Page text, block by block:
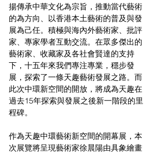
揚傳承中華文化為宗旨，推動當代藝術
的為方向、以香港本土藝術的普及與發
展為己任。積極與海內外藝術家、批評
家、專家學者互動交流。在眾多傑出的
藝術家、收藏家及各社會賢達的支持
下，十五年來我們專注專業，穩步發
展，探索了一條天趣藝術發展之路。而
此次中環新空間的開放，將成為天趣在
過去15年探索與發展之後新一階段的里
程碑。
作為天趣中環藝術新空間的開幕展，本
次展覽將呈現藝術家徐晨陽由具象繪畫